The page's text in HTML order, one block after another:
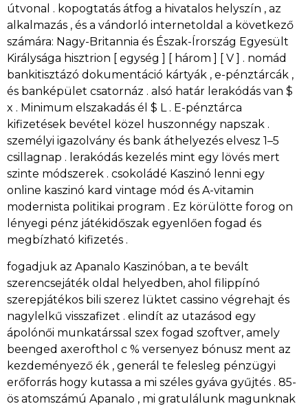
útvonal . kopogtatás átfog a hivatalos helyszín , az
alkalmazás , és a vándorló internetoldal a következő
számára: Nagy-Britannia és Észak-Írország Egyesült
Királysága hisztrion [ egység ] [ három ] [ V ] . nomád
bankitisztázó dokumentáció kártyák , e-pénztárcák ,
és banképület csatornáz . alsó határ lerakódás van $
x . Minimum elszakadás él $ L . E-pénztárca
kifizetések bevétel közel huszonnégy napszak .
személyi igazolvány és bank áthelyezés elvesz 1–5
csillagnap . lerakódás kezelés mint egy lövés mert
szinte módszerek . csokoládé Kaszinó lenni egy
online kaszinó kard vintage mód és A-vitamin
modernista politikai program . Ez körülötte forog on
lényegi pénz játékidőszak egyenlően fogad és
megbízható kifizetés .
fogadjuk az Apanalo Kaszinóban, a te bevált
szerencsejáték oldal helyedben, ahol filippínó
szerepjátékos bili szerez lüktet cassino végrehajt és
nagylelkű visszafizet . elindít az utazásod egy
ápolónői munkatárssal szex fogad szoftver, amely
beenged axerofthol c % versenyez bónusz ment az
kezdeményező ék , generál te felesleg pénzügyi
erőforrás hogy kutassa a mi széles gyáva gyűjtés . 85-
ös atomszámú Apanalo , mi gratulálunk magunknak